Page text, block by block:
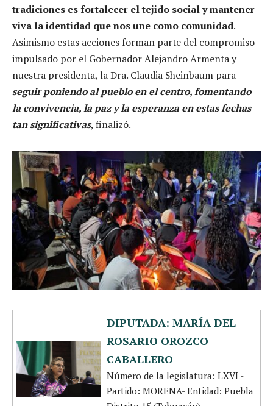
tradiciones es fortalecer el tejido social y mantener
viva la identidad que nos une como comunidad.
Asimismo estas acciones forman parte del compromiso
impulsado por el Gobernador Alejandro Armenta y
nuestra presidenta, la Dra. Claudia Sheinbaum para
seguir poniendo al pueblo en el centro, fomentando
la convivencia, la paz y la esperanza en estas fechas
tan significativas, finalizó.
DIPUTADA: MARÍA DEL
ROSARIO OROZCO
CABALLERO
Número de la legislatura: LXVI -
Partido: MORENA- Entidad: Puebla